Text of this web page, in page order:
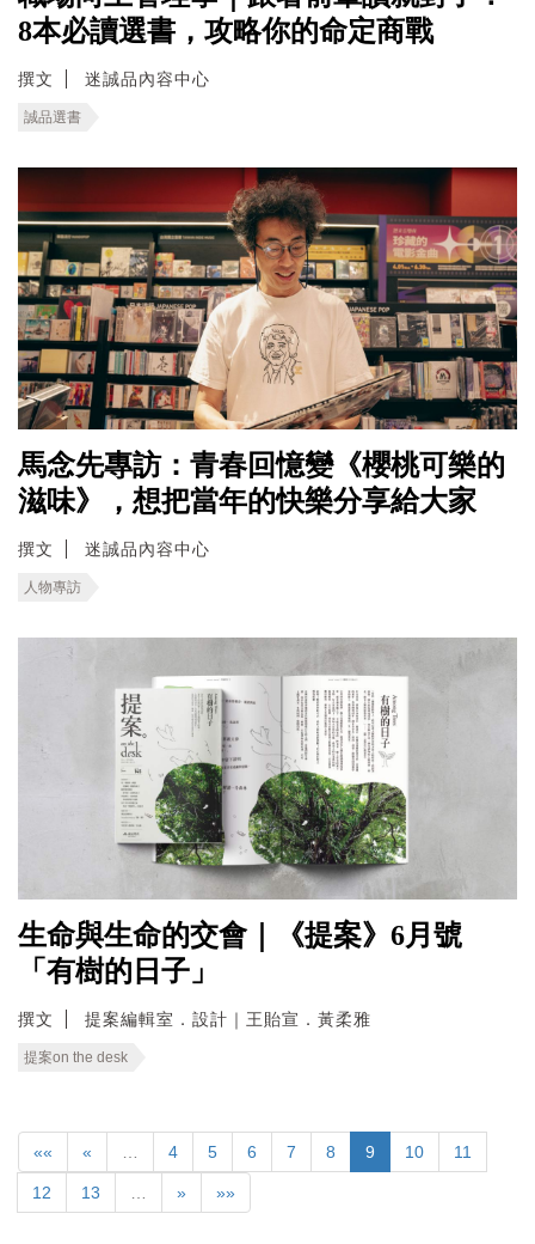
8本必讀選書，攻略你的命定商戰
撰文 迷誠品內容中心
誠品選書
馬念先專訪：青春回憶變《櫻桃可樂的
滋味》，想把當年的快樂分享給大家
撰文 迷誠品內容中心
人物專訪
生命與生命的交會｜《提案》6月號
「有樹的日子」
撰文 提案編輯室．設計｜王貽宣．黃柔雅
提案on the desk
«« « 4 5 6 7 8 9 10 11
12 13 » »»